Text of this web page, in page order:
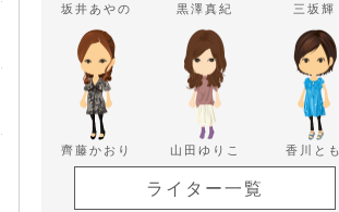
坂井あやの 黒澤真紀 三坂輝
齊藤かおり 山田ゆりこ 香川とも
ライター一覧